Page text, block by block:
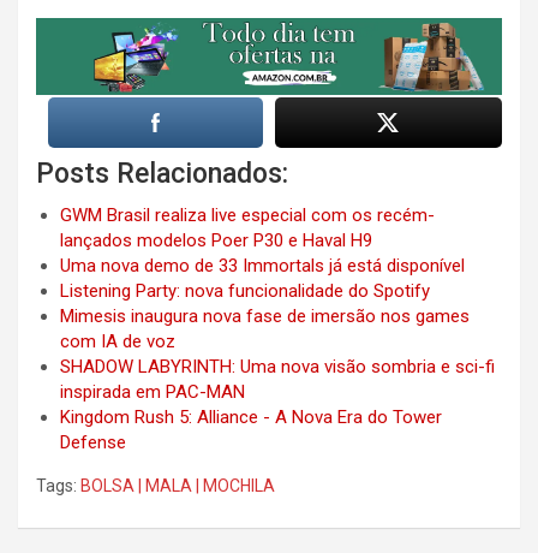
Posts Relacionados:
GWM Brasil realiza live especial com os recém-
lançados modelos Poer P30 e Haval H9
Uma nova demo de 33 Immortals já está disponível
Listening Party: nova funcionalidade do Spotify
Mimesis inaugura nova fase de imersão nos games
com IA de voz
SHADOW LABYRINTH: Uma nova visão sombria e sci-fi
inspirada em PAC-MAN
Kingdom Rush 5: Alliance - A Nova Era do Tower
Defense
Tags: BOLSA | MALA | MOCHILA